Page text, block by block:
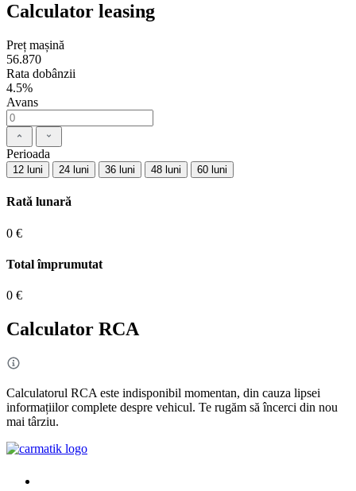
Calculator leasing
Preț mașină
56.870
Rata dobânzii
4.5%
Avans
Perioada
12 luni 24 luni 36 luni 48 luni 60 luni
Rată lunară
0 €
Total împrumutat
0 €
Calculator RCA
Calculatorul RCA este indisponibil momentan, din cauza lipsei
informațiilor complete despre vehicul. Te rugăm să încerci din nou
mai târziu.